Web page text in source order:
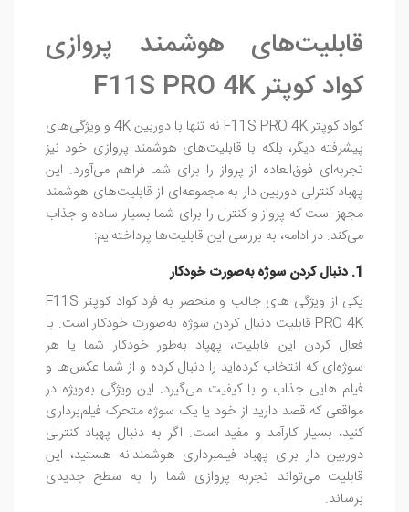
قابلیت‌های هوشمند پروازی
کواد کوپتر F11S PRO 4K
کواد کوپتر F11S PRO 4K نه تنها با دوربین 4K و ویژگی‌های
پیشرفته دیگر، بلکه با قابلیت‌های هوشمند پروازی خود نیز
تجربه‌ای فوق‌العاده از پرواز را برای شما فراهم می‌آورد. این
پهباد کنترلی دوربین دار به مجموعه‌ای از قابلیت‌های هوشمند
مجهز است که پرواز و کنترل را برای شما بسیار ساده و جذاب
می‌کند. در ادامه، به بررسی این قابلیت‌ها پرداخته‌ایم:
1. دنبال کردن سوژه به‌صورت خودکار
یکی از ویژگی‌ های جالب و منحصر به فرد کواد کوپتر F11S
PRO 4K قابلیت دنبال کردن سوژه به‌صورت خودکار است. با
فعال کردن این قابلیت، پهپاد به‌طور خودکار شما یا هر
سوژه‌ای که انتخاب کرده‌اید را دنبال کرده و از شما عکس‌ها و
فیلم‌ هایی جذاب و با کیفیت می‌گیرد. این ویژگی به‌ویژه در
مواقعی که قصد دارید از خود یا یک سوژه متحرک فیلم‌برداری
کنید، بسیار کارآمد و مفید است. اگر به دنبال پهباد کنترلی
دوربین دار برای پهباد فیلمبرداری هوشمندانه هستید، این
قابلیت می‌تواند تجربه پروازی شما را به سطح جدیدی
برساند.